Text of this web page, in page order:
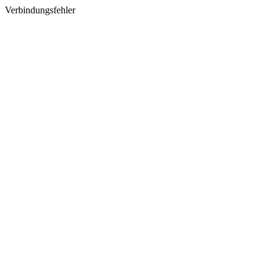
Verbindungsfehler